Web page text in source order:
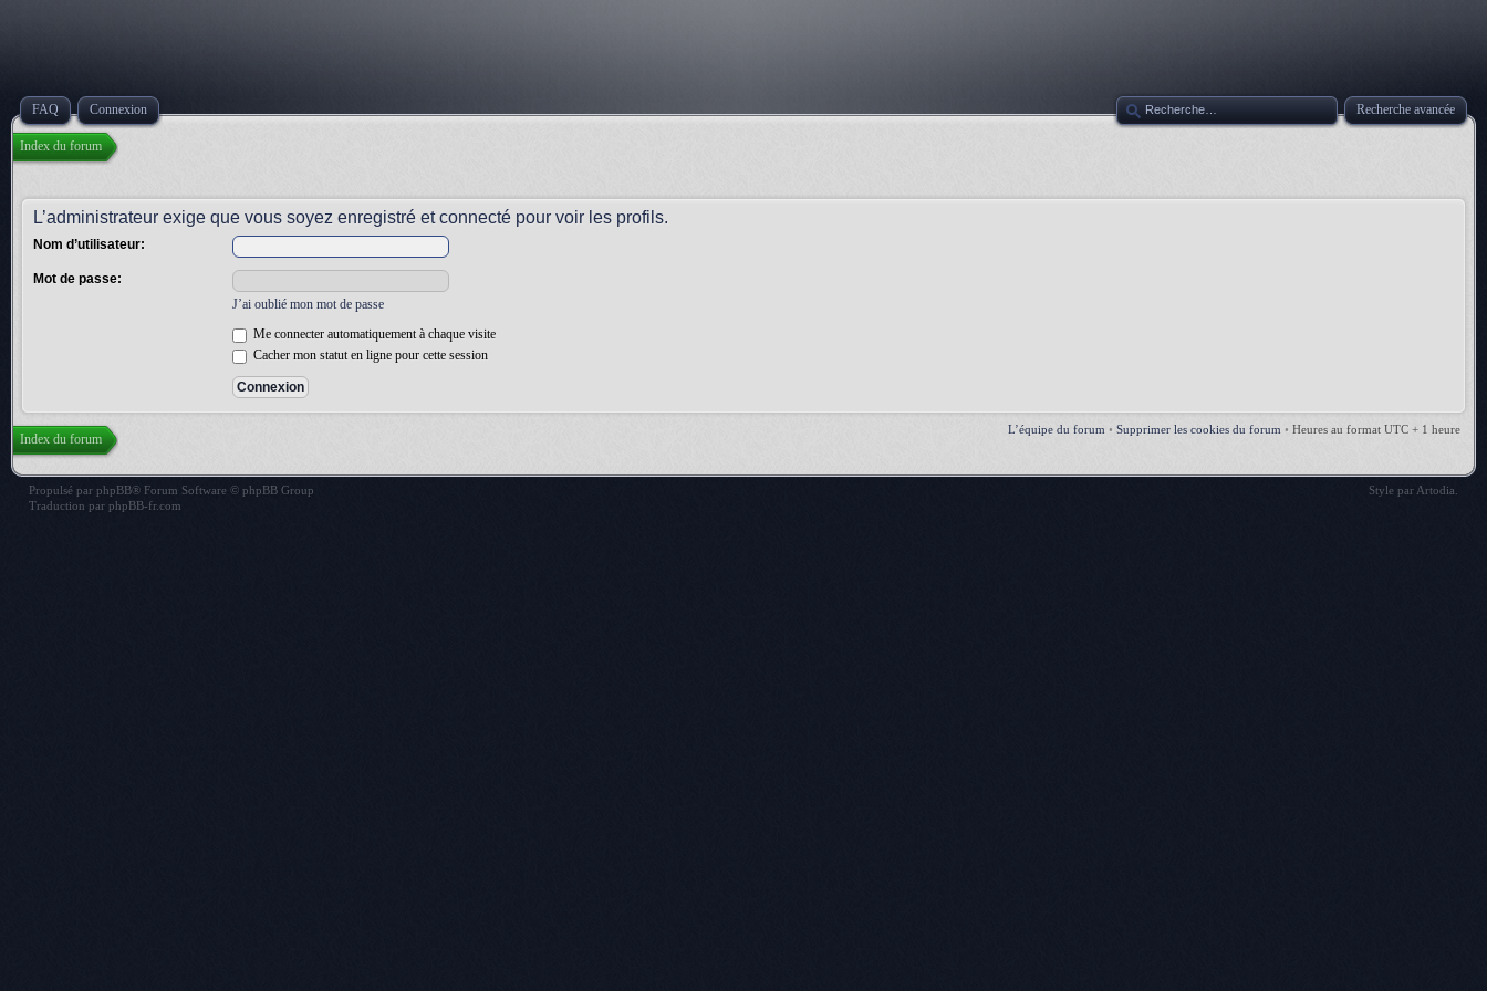
FAQ Connexion Recherche avancée
Index du forum
L’administrateur exige que vous soyez enregistré et connecté pour voir les profils.
Nom d’utilisateur:
Mot de passe:
J’ai oublié mon mot de passe
Me connecter automatiquement à chaque visite
Cacher mon statut en ligne pour cette session
L’équipe du forum • Supprimer les cookies du forum • Heures au format UTC + 1 heure
Index du forum
Propulsé par phpBB® Forum Software © phpBB Group
Traduction par phpBB-fr.com
Style par Artodia